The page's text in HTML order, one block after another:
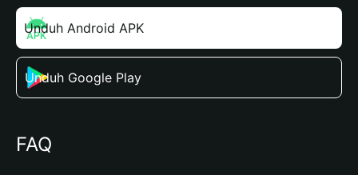
Unduh Android APK
Unduh Google Play
FAQ